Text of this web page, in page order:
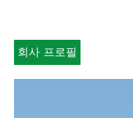
회사 프로필